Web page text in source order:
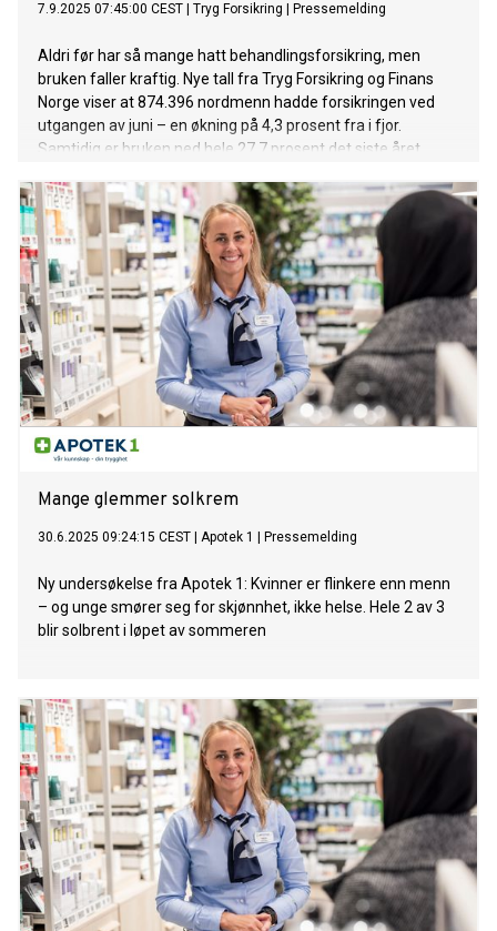
7.9.2025 07:45:00 CEST Tryg Forsikring Pressemelding
Aldri før har så mange hatt behandlingsforsikring, men
bruken faller kraftig. Nye tall fra Tryg Forsikring og Finans
Norge viser at 874.396 nordmenn hadde forsikringen ved
utgangen av juni – en økning på 4,3 prosent fra i fjor.
Samtidig er bruken ned hele 27,7 prosent det siste året.
Mange glemmer solkrem
30.6.2025 09:24:15 CEST Apotek 1 Pressemelding
Ny undersøkelse fra Apotek 1: Kvinner er flinkere enn menn
– og unge smører seg for skjønnhet, ikke helse. Hele 2 av 3
blir solbrent i løpet av sommeren